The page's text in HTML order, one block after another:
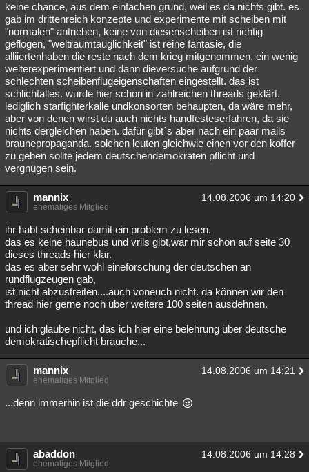
keine chance, aus dem einfachen grund, weil es da nichts gibt. es
gab im drittenreich konzepte und experimente mit scheiben mit
"normalen" antrieben, keine von diesenscheiben ist richtig
geflogen, "weltraumtauglichkeit" ist reine fantasie, die
alliiertenhaben die reste nach dem krieg mitgenommen, ein wenig
weiterexperimentiert und dann dieversuche aufgrund der
schlechten scheibenflugeigenschaften eingestellt. das ist
schlichtalles. wurde hier schon in zahlreichen threads geklärt.
lediglich starfighterkalle undkonsorten behaupten, da wäre mehr,
aber von denen wirst du auch nichts handfesteserfahren, da sie
nichts dergleichen haben. dafür gibt´s aber nach ein paar mails
braunepropaganda. solchen leuten gleichwie einen vor den koffer
zu geben sollte jedem deutschendemokraten pflicht und
vergnügen sein.
mannix 14.08.2006 um 14:20
ehemaliges Mitglied
ihr habt scheinbar damit ein problem zu lesen.
das es keine haunebus und vrils gibt,war mir schon auf seite 30
dieses threads hier klar.
das es aber sehr wohl eineforschung der deutschen an
rundflugzeugen gab,
ist nicht abzustreiten....auch voneuch nicht. da können wir den
thread hier gerne noch über weitere 100 seiten ausdehnen.
und ich glaube nicht, das ich hier eine belehrung über deutsche
demokratischepflicht brauche...
mannix 14.08.2006 um 14:21
ehemaliges Mitglied
...denn immerhin ist die ddr geschichte
abaddon 14.08.2006 um 14:28
ehemaliges Mitglied